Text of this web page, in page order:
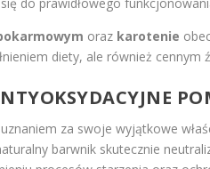
oraz karotenie
diety, ale również cennym
za swoje wyjątkowe
barwnik skutecznie